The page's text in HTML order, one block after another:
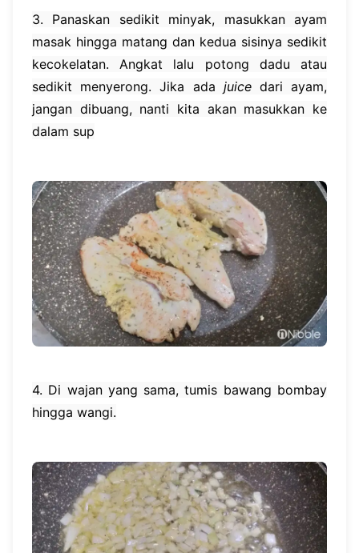
3. Panaskan sedikit minyak, masukkan ayam
masak hingga matang dan kedua sisinya sedikit
kecokelatan. Angkat lalu potong dadu atau
sedikit menyerong. Jika ada juice dari ayam,
jangan dibuang, nanti kita akan masukkan ke
dalam sup
4. Di wajan yang sama, tumis bawang bombay
hingga wangi.